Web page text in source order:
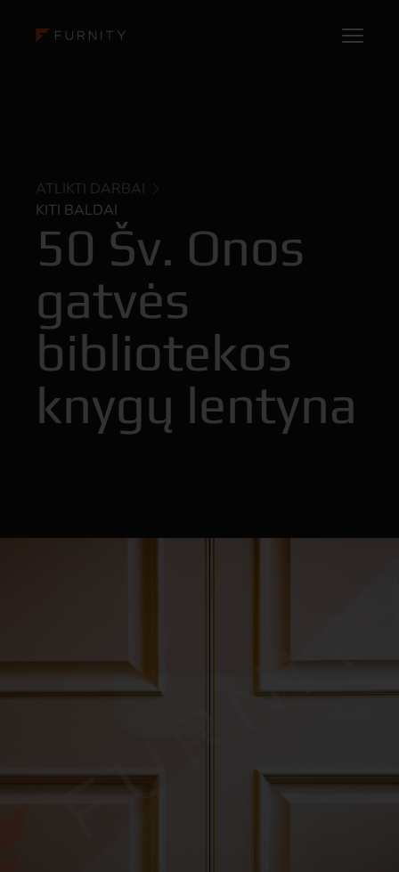
ATLIKTI DARBAI
KITI BALDAI
50 Šv. Onos
gatvės
bibliotekos
knygų lentyna